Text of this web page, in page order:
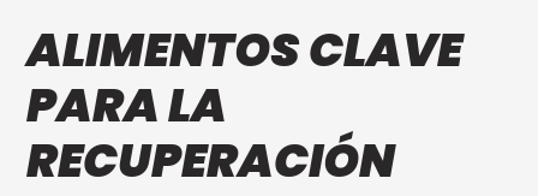
ALIMENTOS CLAVE
PARA LA
RECUPERACIÓN